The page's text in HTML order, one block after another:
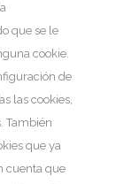
que se le
cookie.
de
las cookies,
También
que ya
cuenta que